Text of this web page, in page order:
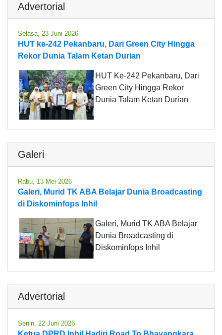
Advertorial
Selasa, 23 Juni 2026
HUT ke-242 Pekanbaru, Dari Green City Hingga
Rekor Dunia Talam Ketan Durian
HUT Ke-242 Pekanbaru, Dari
Green City Hingga Rekor
Dunia Talam Ketan Durian
Galeri
Rabu, 13 Mei 2026
Galeri, Murid TK ABA Belajar Dunia Broadcasting
di Diskominfops Inhil
Galeri, Murid TK ABA Belajar
Dunia Broadcasting di
Diskominfops Inhil
Advertorial
Senin, 22 Juni 2026